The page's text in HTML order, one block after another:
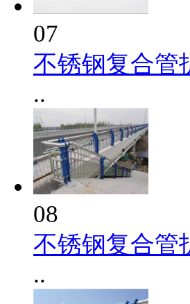
07
不锈钢复合管
..
08
不锈钢复合管
..